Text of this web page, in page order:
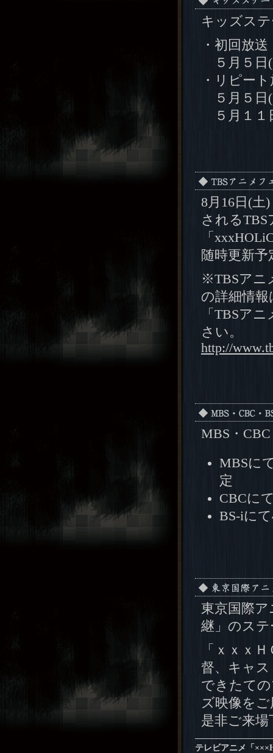
キッズス
・初回放送
５月５日
・リピー
５月５日
５月１１
8月16日(土
される
「
随時更新
※TBSアニ
の詳細情報
「TBSア
さい。
http://
MBS・
MBSに
定
CBCに
BS-iに
東京国際
継」のス
「ｘｘｘ
督、キャ
できたて
ズ映像を
是非ご来
テレビアニメ「